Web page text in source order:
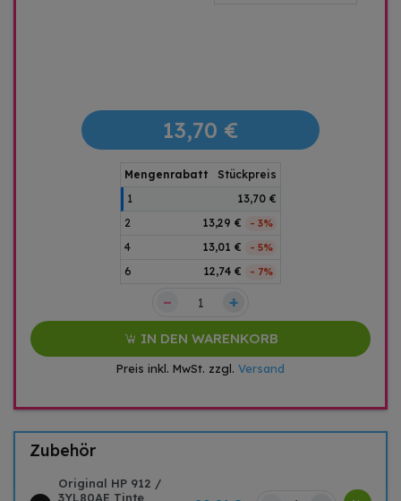
13,70 €
Mengenrabatt
Stückpreis
1
13,70 €
2
13,29 € - 3%
4 13,01 € - 5%
6 12,74 € - 7%
– +
IN DEN WARENKORB
Preis inkl. MwSt. zzgl. Versand
Zubehör
Original HP 912 /
3YL80AE Tinte